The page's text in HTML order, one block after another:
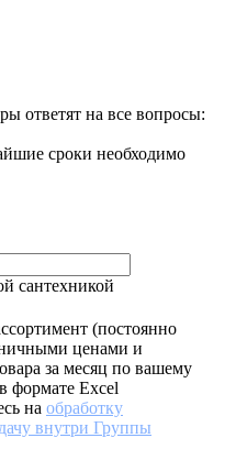
ответят на все вопросы:
сроки необходимо
сантехникой
(постоянно
ценами и
за месяц по вашему
формате Excel
на обработку
внутри Группы